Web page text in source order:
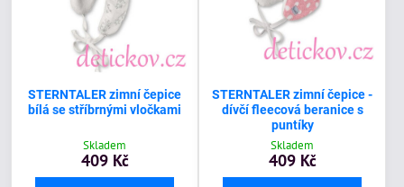
STERNTALER zimní čepice
bílá se stříbrnými vločkami
Skladem
409 Kč
STERNTALER zimní čepice -
dívčí fleecová beranice s
puntíky
Skladem
409 Kč